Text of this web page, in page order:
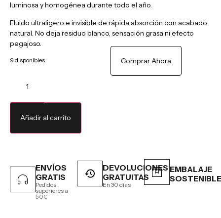
luminosa y homogénea durante todo el año.
Fluido ultraligero e invisible de rápida absorción con acabado
natural. No deja residuo blanco, sensación grasa ni efecto
pegajoso.
9 disponibles
Añadir al carrito
Comprar Ahora
ENVÍOS
GRATIS
Pedidos
superiores a
50€
DEVOLUCIONES
GRATUITAS
En 30 días
EMBALAJE
SOSTENIBLE